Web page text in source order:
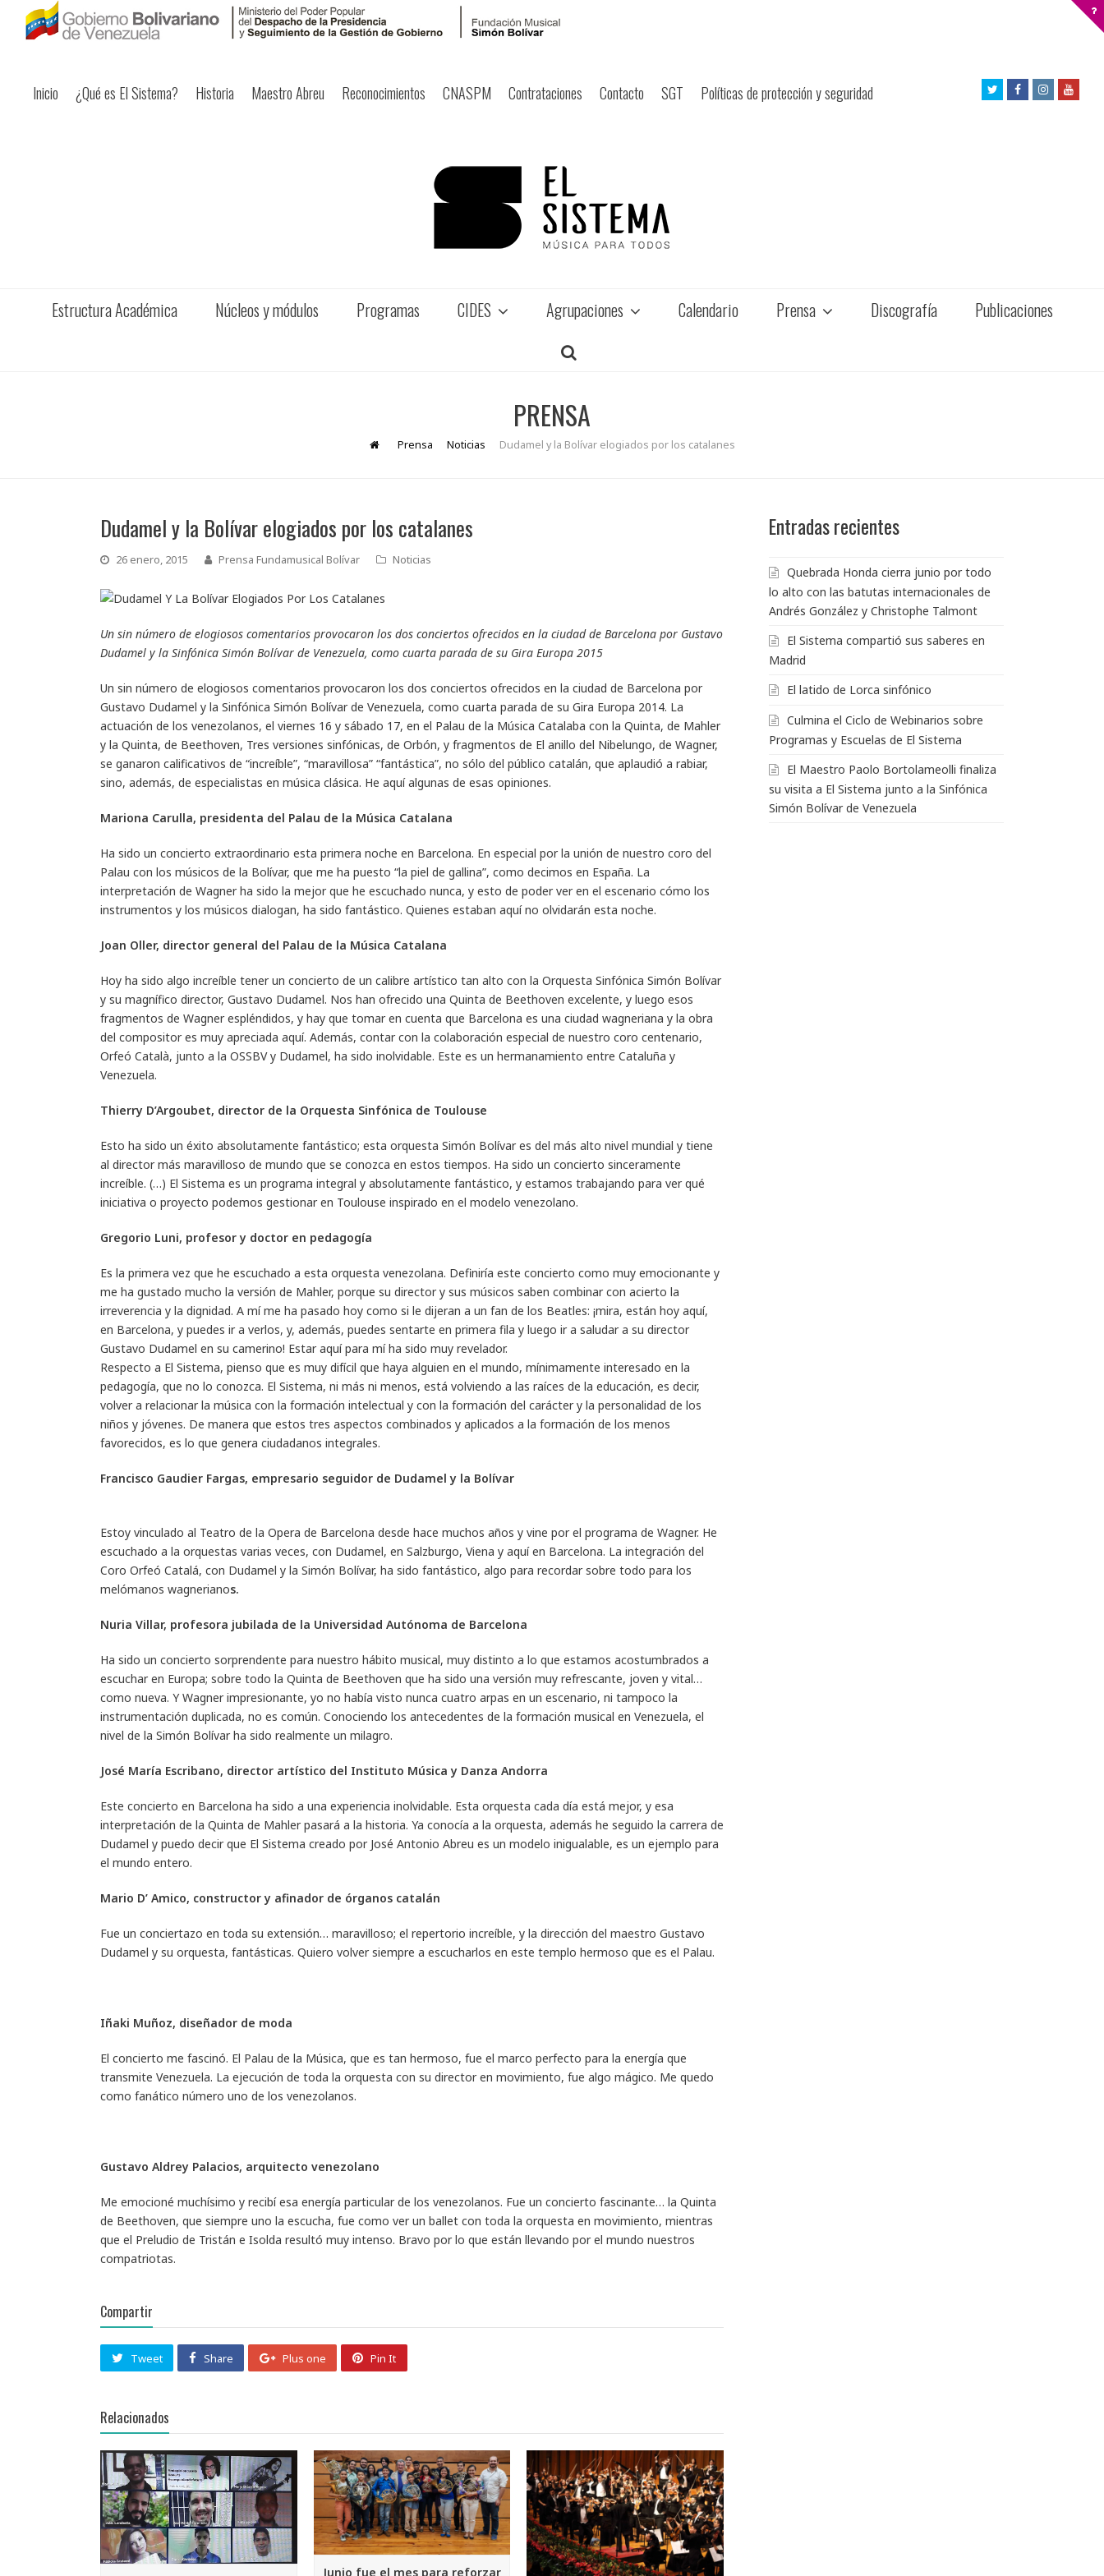
Inicio ¿Qué es El Sistema? Historia Maestro Abreu Reconocimientos CNASPM Contrataciones Contacto SGT Políticas de protección y seguridad
TwitterFacebookInstagram
Estructura Académica Núcleos y módulos Programas CIDES Agrupaciones Calendario Prensa Discografía Publicaciones
PRENSA
Prensa Noticias Dudamel y la Bolívar elogiados por los catalanes
Dudamel y la Bolívar elogiados por los catalanes
26 enero, 2015 Prensa Fundamusical Bolívar Noticias
Un sin número de elogiosos comentarios provocaron los dos conciertos ofrecidos en la ciudad de Barcelona por Gustavo
Dudamel y la Sinfónica Simón Bolívar de Venezuela, como cuarta parada de su Gira Europa 2015
Un sin número de elogiosos comentarios provocaron los dos conciertos ofrecidos en la ciudad de Barcelona por
Gustavo Dudamel y la Sinfónica Simón Bolívar de Venezuela, como cuarta parada de su Gira Europa 2014. La
actuación de los venezolanos, el viernes 16 y sábado 17, en el Palau de la Música Catalaba con la Quinta, de Mahler
y la Quinta, de Beethoven, Tres versiones sinfónicas, de Orbón, y fragmentos de El anillo del Nibelungo, de Wagner,
se ganaron calificativos de “increíble”, “maravillosa” “fantástica”, no sólo del público catalán, que aplaudió a rabiar,
sino, además, de especialistas en música clásica. He aquí algunas de esas opiniones.
Mariona Carulla, presidenta del Palau de la Música Catalana
Ha sido un concierto extraordinario esta primera noche en Barcelona. En especial por la unión de nuestro coro del
Palau con los músicos de la Bolívar, que me ha puesto “la piel de gallina”, como decimos en España. La
interpretación de Wagner ha sido la mejor que he escuchado nunca, y esto de poder ver en el escenario cómo los
instrumentos y los músicos dialogan, ha sido fantástico. Quienes estaban aquí no olvidarán esta noche.
Joan Oller, director general del Palau de la Música Catalana
Hoy ha sido algo increíble tener un concierto de un calibre artístico tan alto con la Orquesta Sinfónica Simón Bolívar
y su magnífico director, Gustavo Dudamel. Nos han ofrecido una Quinta de Beethoven excelente, y luego esos
fragmentos de Wagner espléndidos, y hay que tomar en cuenta que Barcelona es una ciudad wagneriana y la obra
del compositor es muy apreciada aquí. Además, contar con la colaboración especial de nuestro coro centenario,
Orfeó Català, junto a la OSSBV y Dudamel, ha sido inolvidable. Este es un hermanamiento entre Cataluña y
Venezuela.
Thierry D’Argoubet, director de la Orquesta Sinfónica de Toulouse
Esto ha sido un éxito absolutamente fantástico; esta orquesta Simón Bolívar es del más alto nivel mundial y tiene
al director más maravilloso de mundo que se conozca en estos tiempos. Ha sido un concierto sinceramente
increíble. (…) El Sistema es un programa integral y absolutamente fantástico, y estamos trabajando para ver qué
iniciativa o proyecto podemos gestionar en Toulouse inspirado en el modelo venezolano.
Gregorio Luni, profesor y doctor en pedagogía
Es la primera vez que he escuchado a esta orquesta venezolana. Definiría este concierto como muy emocionante y
me ha gustado mucho la versión de Mahler, porque su director y sus músicos saben combinar con acierto la
irreverencia y la dignidad. A mí me ha pasado hoy como si le dijeran a un fan de los Beatles: ¡mira, están hoy aquí,
en Barcelona, y puedes ir a verlos, y, además, puedes sentarte en primera fila y luego ir a saludar a su director
Gustavo Dudamel en su camerino! Estar aquí para mí ha sido muy revelador.
Respecto a El Sistema, pienso que es muy difícil que haya alguien en el mundo, mínimamente interesado en la
pedagogía, que no lo conozca. El Sistema, ni más ni menos, está volviendo a las raíces de la educación, es decir,
volver a relacionar la música con la formación intelectual y con la formación del carácter y la personalidad de los
niños y jóvenes. De manera que estos tres aspectos combinados y aplicados a la formación de los menos
favorecidos, es lo que genera ciudadanos integrales.
Francisco Gaudier Fargas, empresario seguidor de Dudamel y la Bolívar
Estoy vinculado al Teatro de la Opera de Barcelona desde hace muchos años y vine por el programa de Wagner. He
escuchado a la orquestas varias veces, con Dudamel, en Salzburgo, Viena y aquí en Barcelona. La integración del
Coro Orfeó Catalá, con Dudamel y la Simón Bolívar, ha sido fantástico, algo para recordar sobre todo para los
melómanos wagnerianos.
Nuria Villar, profesora jubilada de la Universidad Autónoma de Barcelona
Ha sido un concierto sorprendente para nuestro hábito musical, muy distinto a lo que estamos acostumbrados a
escuchar en Europa; sobre todo la Quinta de Beethoven que ha sido una versión muy refrescante, joven y vital…
como nueva. Y Wagner impresionante, yo no había visto nunca cuatro arpas en un escenario, ni tampoco la
instrumentación duplicada, no es común. Conociendo los antecedentes de la formación musical en Venezuela, el
nivel de la Simón Bolívar ha sido realmente un milagro.
José María Escribano, director artístico del Instituto Música y Danza Andorra
Este concierto en Barcelona ha sido a una experiencia inolvidable. Esta orquesta cada día está mejor, y esa
interpretación de la Quinta de Mahler pasará a la historia. Ya conocía a la orquesta, además he seguido la carrera de
Dudamel y puedo decir que El Sistema creado por José Antonio Abreu es un modelo inigualable, es un ejemplo para
el mundo entero.
Mario D’ Amico, constructor y afinador de órganos catalán
Fue un conciertazo en toda su extensión… maravilloso; el repertorio increíble, y la dirección del maestro Gustavo
Dudamel y su orquesta, fantásticas. Quiero volver siempre a escucharlos en este templo hermoso que es el Palau.
Iñaki Muñoz, diseñador de moda
El concierto me fascinó. El Palau de la Música, que es tan hermoso, fue el marco perfecto para la energía que
transmite Venezuela. La ejecución de toda la orquesta con su director en movimiento, fue algo mágico. Me quedo
como fanático número uno de los venezolanos.
Gustavo Aldrey Palacios, arquitecto venezolano
Me emocioné muchísimo y recibí esa energía particular de los venezolanos. Fue un concierto fascinante… la Quinta
de Beethoven, que siempre uno la escucha, fue como ver un ballet con toda la orquesta en movimiento, mientras
que el Preludio de Tristán e Isolda resultó muy intenso. Bravo por lo que están llevando por el mundo nuestros
compatriotas.
Compartir
Tweet Share Plus one Pin It
Relacionados
Junio fue el mes para reforzar
Entradas recientes
Quebrada Honda cierra junio por todo
lo alto con las batutas internacionales de
Andrés González y Christophe Talmont
El Sistema compartió sus saberes en
Madrid
El latido de Lorca sinfónico
Culmina el Ciclo de Webinarios sobre
Programas y Escuelas de El Sistema
El Maestro Paolo Bortolameolli finaliza
su visita a El Sistema junto a la Sinfónica
Simón Bolívar de Venezuela